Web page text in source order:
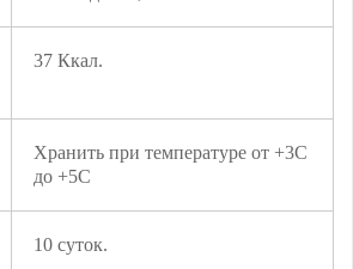
37 Ккал.
Хранить при температуре от +3С
до +5С
10 суток.